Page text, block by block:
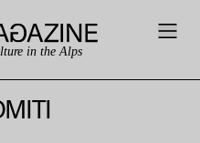
in the Alps